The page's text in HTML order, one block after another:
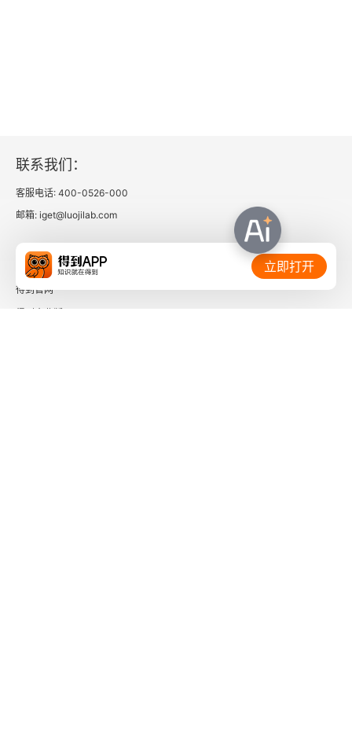
联系我们：
客服电话: 400-0526-000
邮箱: iget@luojilab.com
相关链接：
得到官网
立即打开